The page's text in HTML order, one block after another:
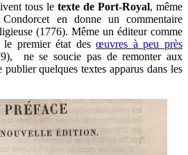
tous le texte de Port-Royal, même
en donne un commentaire
(1776). Même un éditeur comme
le premier état desœuvres à peu près
ne se soucie pas de remonter aux
quelques textes apparus dans les